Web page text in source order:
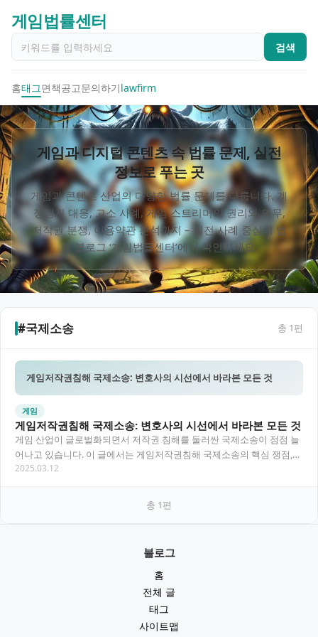
게임법률센터
검색
홈태그면책공고문의하기lawfirm
게임과 디지털 콘텐츠 속 법률 문제, 실전
정보로 푸는 곳
게임과 콘텐츠 산업의 다양한 법률 문제를 다룹니다. 계
정정지 대응, 고소 사례, 게임 스트리머의 권리와 의무,
저작권 분쟁, 이용약관 분석까지 – 실전 사례 중심의 법
#국제소송 총 1편
게임저작권침해 국제소송: 변호사의 시선에서 바라본 모든 것
게임
게임저작권침해 국제소송: 변호사의 시선에서 바라본 모든 것
게임 산업이 글로벌화되면서 저작권 침해를 둘러싼 국제소송이 점점 늘
어나고 있습니다. 이 글에서는 게임저작권침해 국제소송의 핵심 쟁점,
절차, 사례, 그리고 변호사로서의 조언을 다룹…
2025.03.12
총 1편
블로그
홈
전체 글
태그
사이트맵